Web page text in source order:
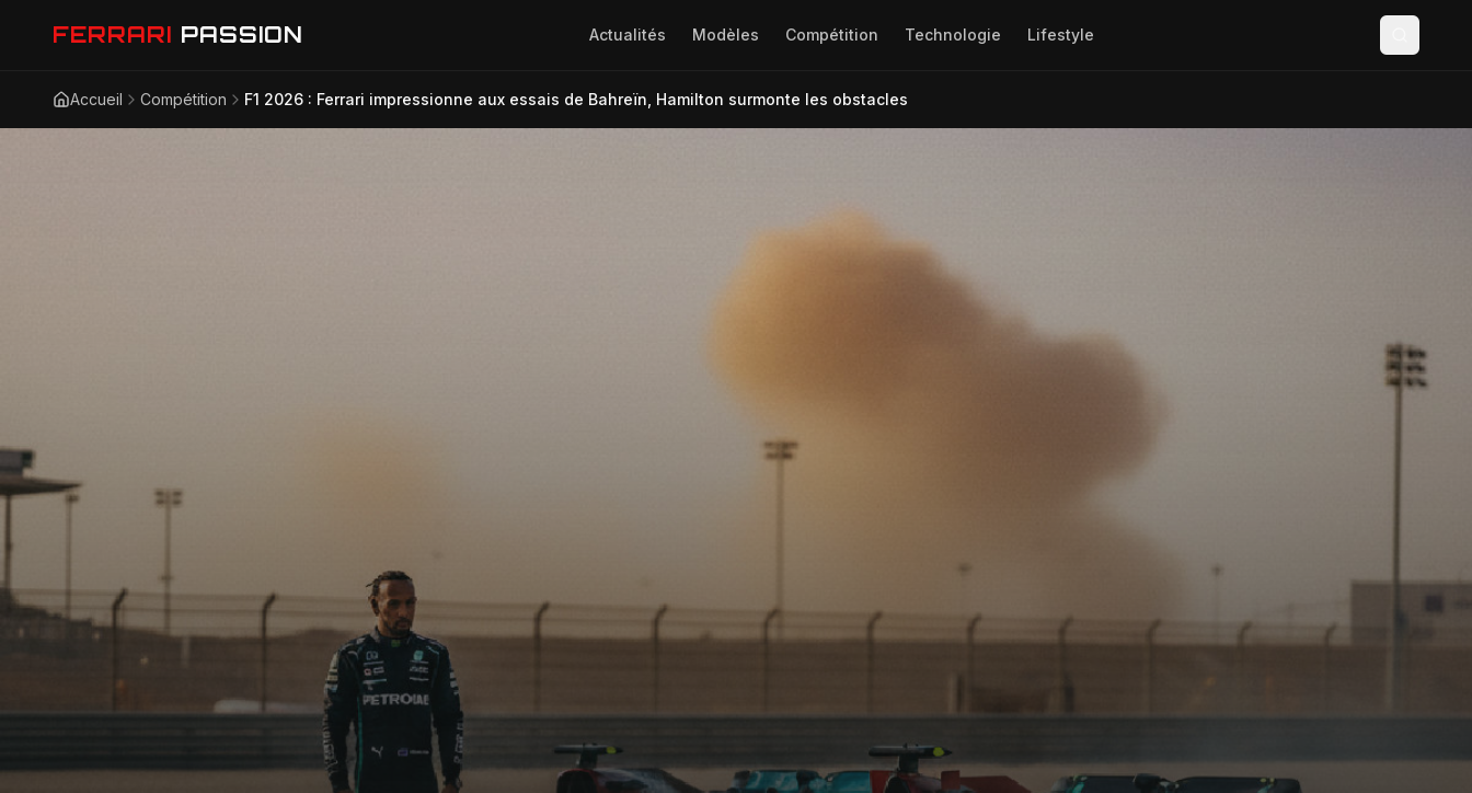
FERRARI PASSION Actualités Modèles Compétition Technologie Lifestyle
Accueil Compétition F1 2026 : Ferrari impressionne aux essais de Bahreïn, Hamilton surmonte les obstacles